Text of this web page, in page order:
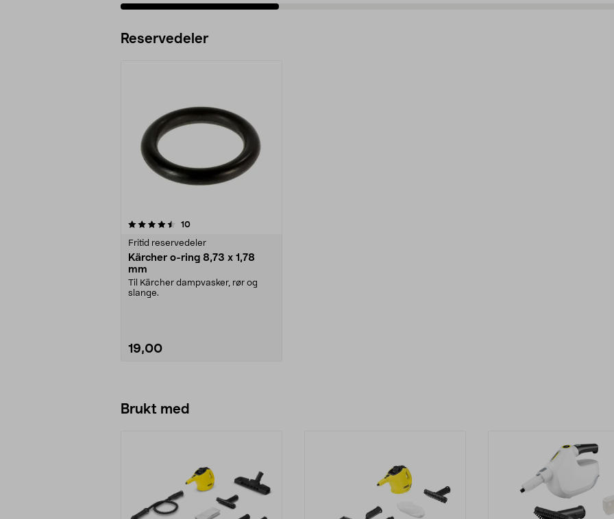
Reservedeler
10anmeldelser
Fritid reservedeler
Kärcher o-ring 8,73 x 1,78
mm
Til Kärcher dampvasker, rør og
slange.
19,00
Brukt med